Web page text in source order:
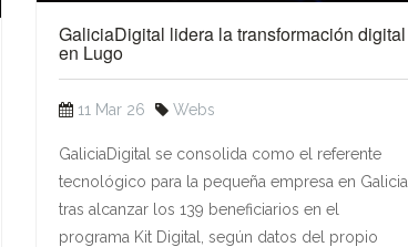
GaliciaDigital lidera la transformación digital
en Lugo
11 Mar 26 Webs
GaliciaDigital se consolida como el referente
tecnológico para la pequeña empresa en Galicia
tras alcanzar los 139 beneficiarios en el
programa Kit Digital, según datos del propio